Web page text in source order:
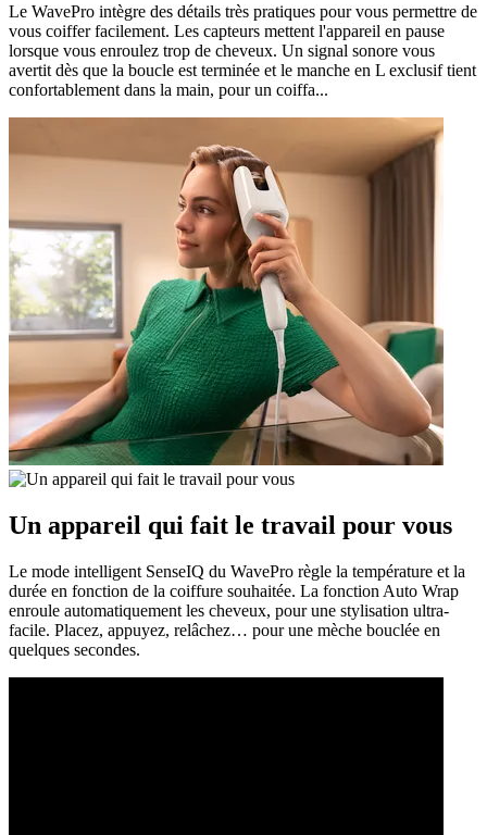
Le WavePro intègre des détails très pratiques pour vous permettre de
vous coiffer facilement. Les capteurs mettent l'appareil en pause
lorsque vous enroulez trop de cheveux. Un signal sonore vous
avertit dès que la boucle est terminée et le manche en L exclusif tient
confortablement dans la main, pour un coiffa...
Un appareil qui fait le travail pour vous
Le mode intelligent SenseIQ du WavePro règle la température et la
durée en fonction de la coiffure souhaitée. La fonction Auto Wrap
enroule automatiquement les cheveux, pour une stylisation ultra-
facile. Placez, appuyez, relâchez… pour une mèche bouclée en
quelques secondes.